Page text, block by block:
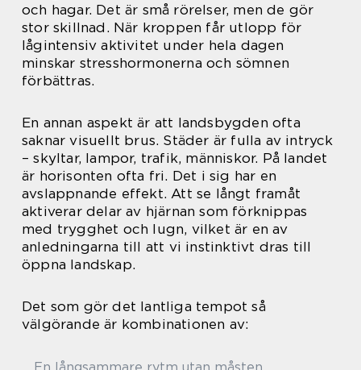
och hagar. Det är små rörelser, men de gör
stor skillnad. När kroppen får utlopp för
lågintensiv aktivitet under hela dagen
minskar stresshormonerna och sömnen
förbättras.
En annan aspekt är att landsbygden ofta
saknar visuellt brus. Städer är fulla av intryck
– skyltar, lampor, trafik, människor. På landet
är horisonten ofta fri. Det i sig har en
avslappnande effekt. Att se långt framåt
aktiverar delar av hjärnan som förknippas
med trygghet och lugn, vilket är en av
anledningarna till att vi instinktivt dras till
öppna landskap.
Det som gör det lantliga tempot så
välgörande är kombinationen av: